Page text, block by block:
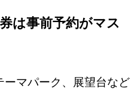
は事前予約がマス
マパーク、展望台など